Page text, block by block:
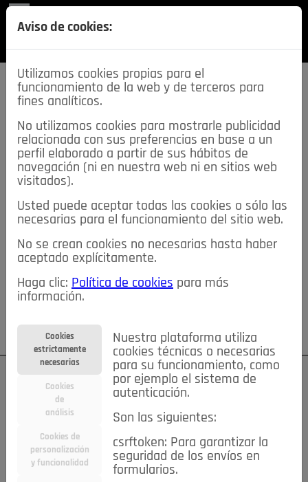
SECCIONES
descarga esta
REVISTA
≡NOTICIAS
NOTICIAS SERVICIOS DE INTERÉS
TABLÓN DE ANUNCIOS MIS ANUNCIOS CONTACTO
NOSOTROS
Su cuenta Regístrese ¿Olvidó su contraseña?
Todas las noticias..
#TePrestoMisOjos Caridad
Ciencia&Tecnología
Economía
Aviso de cookies:
Utilizamos cookies propias para el
funcionamiento de la web y de terceros para
fines analíticos.
No utilizamos cookies para mostrarle publicidad
relacionada con sus preferencias en base a un
perfil elaborado a partir de sus hábitos de
navegación (ni en nuestra web ni en sitios web
visitados).
Usted puede aceptar todas las cookies o sólo las
necesarias para el funcionamiento del sitio web.
No se crean cookies no necesarias hasta haber
aceptado explícitamente.
Haga clic: Política de cookies para más
información.
Cookies
estrictamente
necesarias
Cookies
de
análisis
Cookies de
personalización
y funcionalidad
Nuestra plataforma utiliza
cookies técnicas o necesarias
para su funcionamiento, como
por ejemplo el sistema de
autenticación.
Son las siguientes:
csrftoken: Para garantizar la
seguridad de los envíos en
formularios.